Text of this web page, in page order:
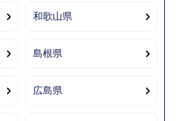
和歌山県
島根県
広島県